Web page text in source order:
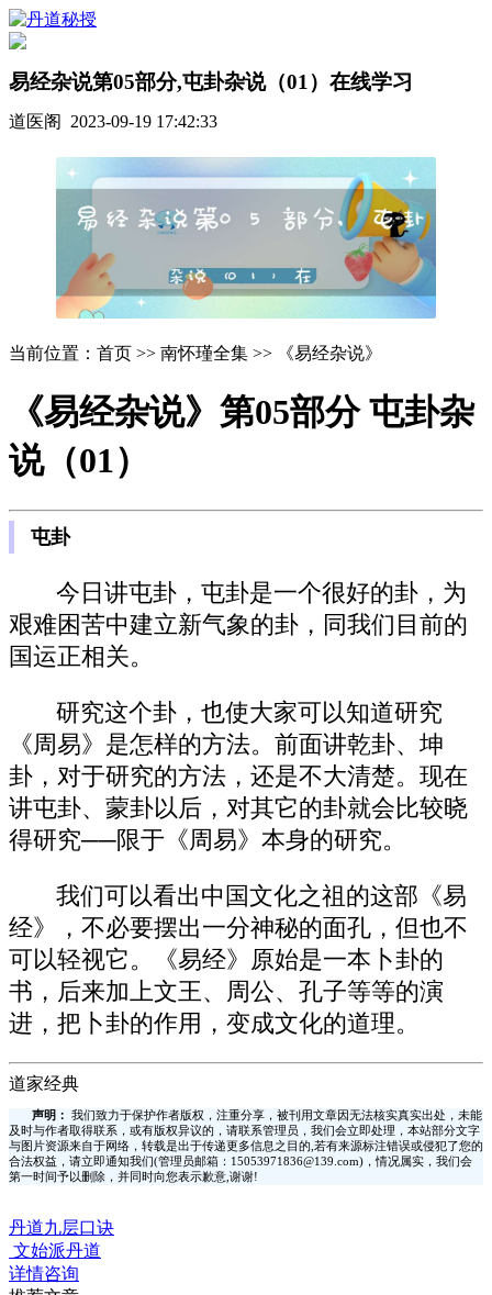
易经杂说第05部分,屯卦杂说（01）在线学习
道医阁 2023-09-19 17:42:33
当前位置：首页 >> 南怀瑾全集 >> 《易经杂说》
《易经杂说》第05部分 屯卦杂
说（01）
屯卦
今日讲屯卦，屯卦是一个很好的卦，为
艰难困苦中建立新气象的卦，同我们目前的
国运正相关。
研究这个卦，也使大家可以知道研究
《周易》是怎样的方法。前面讲乾卦、坤
卦，对于研究的方法，还是不大清楚。现在
讲屯卦、蒙卦以后，对其它的卦就会比较晓
得研究──限于《周易》本身的研究。
我们可以看出中国文化之祖的这部《易
经》，不必要摆出一分神秘的面孔，但也不
可以轻视它。《易经》原始是一本卜卦的
书，后来加上文王、周公、孔子等等的演
进，把卜卦的作用，变成文化的道理。
道家经典
声明：
我们致力于保护作者版权，注重分享，被刊用文章因无法核实真实出处，未能
及时与作者取得联系，或有版权异议的，请联系管理员，我们会立即处理，本站部分文字
与图片资源来自于网络，转载是出于传递更多信息之目的,若有来源标注错误或侵犯了您的
合法权益，请立即通知我们(管理员邮箱：15053971836@139.com)，情况属实，我们会
第一时间予以删除，并同时向您表示歉意,谢谢!
丹道九层口诀
文始派丹道
详情咨询